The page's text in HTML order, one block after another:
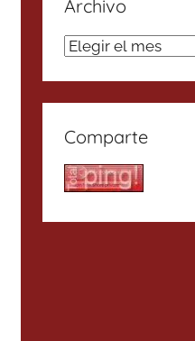
Archivo
Archivo
Comparte